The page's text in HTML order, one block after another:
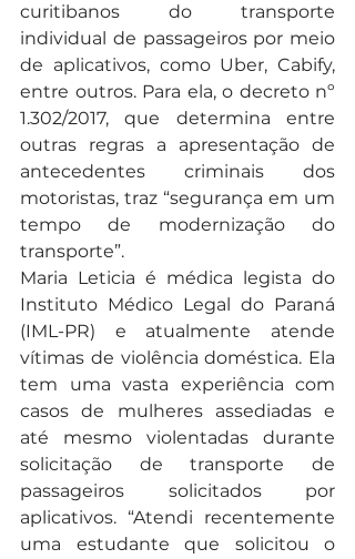
curitibanos do transporte
individual de passageiros por meio
de aplicativos, como Uber, Cabify,
entre outros. Para ela, o decreto nº
1.302/2017, que determina entre
outras regras a apresentação de
antecedentes criminais dos
motoristas, traz “segurança em um
tempo de modernização do
transporte”.
Maria Leticia é médica legista do
Instituto Médico Legal do Paraná
(IML-PR) e atualmente atende
vítimas de violência doméstica. Ela
tem uma vasta experiência com
casos de mulheres assediadas e
até mesmo violentadas durante
solicitação de transporte de
passageiros solicitados por
aplicativos. “Atendi recentemente
uma estudante que solicitou o